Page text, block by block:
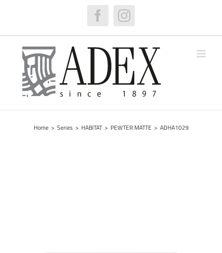
FacebookInstagram
Home > Series > HABITAT > PEWTER MATTE > ADHA1029